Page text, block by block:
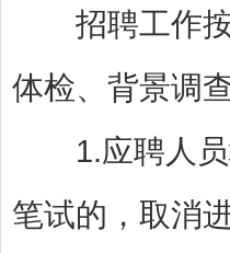
招聘工作按
体检、背景调
1.应聘人员
笔试的，取消